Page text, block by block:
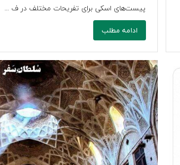
پیست‌های اسکی برای تفریحات مختلف در ف ...
ادامه مطلب